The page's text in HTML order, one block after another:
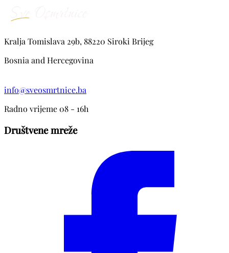
Kralja Tomislava 29b, 88220 Siroki Brijeg
Bosnia and Hercegovina
info@sveosmrtnice.ba
Radno vrijeme 08 - 16h
Društvene mreže